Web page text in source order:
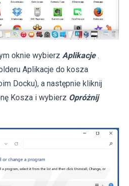
oknie wybierz Aplikacje .
Aplikacje do kosza
Docku), a następnie kliknij
Kosza i wybierz Opróżnij